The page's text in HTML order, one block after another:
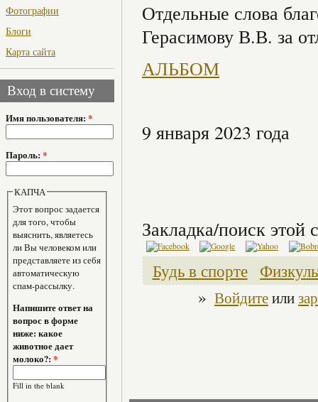
Фотографии
Блоги
Карта сайта
Вход в систему
Имя пользователя: *
Пароль: *
КАПЧА
Этот вопрос задается
для того, чтобы
выяснить, являетесь
ли Вы человеком или
представляете из себя
автоматическую
спам-рассылку.
Напишите ответ на
вопрос в форме
ниже: какое
животное дает
молоко?:*
Fill in the blank
Отдельные слова
Герасимову В.В. за
АЛЬБОМ
9 января 2023 года
Закладка/поиск этой
Будь в спорте
» Войдитеили